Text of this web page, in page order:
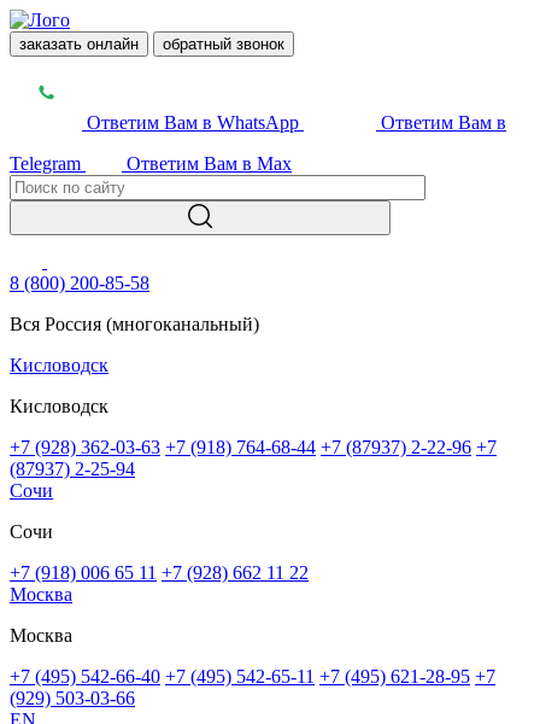
заказать онлайн обратный звонок
Ответим Вам в WhatsApp
Ответим Вам в
Telegram
Ответим Вам в Max
8 (800) 200-85-58
Вся Россия (многоканальный)
Кисловодск
Кисловодск
+7 (928) 362-03-63 +7 (918) 764-68-44 +7 (87937) 2-22-96 +7
(87937) 2-25-94
Сочи
Сочи
+7 (918) 006 65 11 +7 (928) 662 11 22
Москва
Москва
+7 (495) 542-66-40 +7 (495) 542-65-11 +7 (495) 621-28-95 +7
(929) 503-03-66
EN